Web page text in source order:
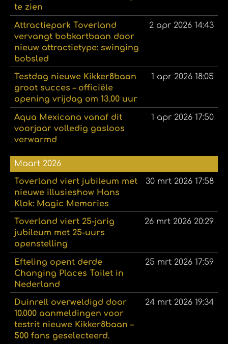
te zien
Attractiepark Toverland
vervangt bobkartbaan door
nieuw attractietype: swinging
bobsled
2 apr 2026 14:43
Testdag nieuwe Kikker8baan
groot succes – officiële
opening vrijdag om 13.00 uur
1 apr 2026 18:05
Aqua Mexicana vanaf dit
voorjaar volledig gasloos
verwarmd
1 apr 2026 17:50
Maart 2026
Toverland viert jubileum met
nieuwe illusieshow Hans
Klok: Magic Memories
30 mrt 2026 17:58
Toverland viert 25-jarig
jubileum met 25-uurs
openstelling
26 mrt 2026 20:29
Efteling opent derde
Changing Places Toilet in
Nederland
25 mrt 2026 17:59
Duinrell overweldigd door
10.000 aanmeldingen voor
testrit nieuwe Kikker8baan –
500 fans geselecteerd.
24 mrt 2026 19:34